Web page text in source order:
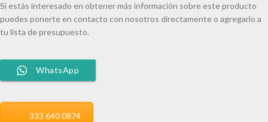
Si estás interesado en obtener más información sobre este producto
puedes ponerte en contacto con nosotros directamente o agregarlo a
tu lista de presupuesto.
WhatsApp
333 640 0874